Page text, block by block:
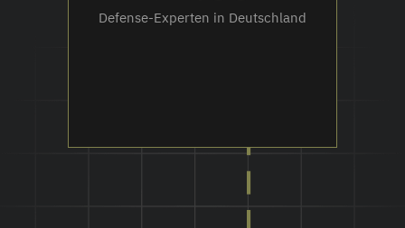
Defense-Experten in Deutschland